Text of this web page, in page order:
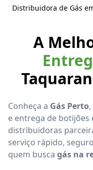
Distribuidora de Gás
A
Conheça a Gás Perto
e entrega de botijões
distribuidoras
serviço rápido,
quem busca gás na